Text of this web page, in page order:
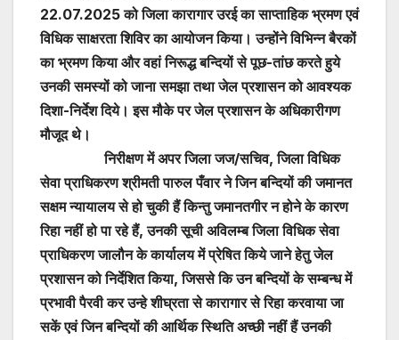
22.07.2025 को जिला कारागार उरई का साप्ताहिक भ्रमण एवं
विधिक साक्षरता शिविर का आयोजन किया। उन्होंने विभिन्न बैरकों
का भ्रमण किया और वहां निरूद्ध बन्दियों से पूछ-तांछ करते हुये
उनकी समस्यों को जाना समझा तथा जेल प्रशासन को आवश्यक
दिशा-निर्देश दिये। इस मौके पर जेल प्रशासन के अधिकारीगण
मौजूद थे।
निरीक्षण में अपर जिला जज/सचिव, जिला विधिक
सेवा प्राधिकरण श्रीमती पारुल पँवार ने जिन बन्दियों की जमानत
सक्षम न्यायालय से हो चुकी हैं किन्तु जमानतगीर न होने के कारण
रिहा नहीं हो पा रहे हैं, उनकी सूची अविलम्ब जिला विधिक सेवा
प्राधिकरण जालौन के कार्यालय में प्रेषित किये जाने हेतु जेल
प्रशासन को निर्देशित किया, जिससे कि उन बन्दियों के सम्बन्ध में
प्रभावी पैरवी कर उन्हे शीघ्रता से कारागार से रिहा करवाया जा
सकें एवं जिन बन्दियों की आर्थिक स्थिति अच्छी नहीं हैं उनकी